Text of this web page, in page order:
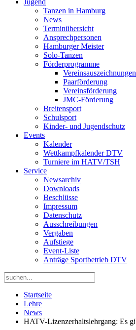
Jugend
Tanzen in Hamburg
News
Terminübersicht
Ansprechpersonen
Hamburger Meister
Solo-Tanzen
Förderprogramme
Vereinsauszeichnungen
Paarförderung
Vereinsförderung
JMC-Förderung
Breitensport
Schulsport
Kinder- und Jugendschutz
Events
Kalender
Wettkampfkalender DTV
Turniere im HATV/TSH
Service
Newsarchiv
Downloads
Beschlüsse
Impressum
Datenschutz
Ausschreibungen
Vergaben
Aufstiege
Event-Liste
Anträge Sportbetrieb DTV
Startseite
Lehre
News
HATV-Lizenzerhaltslehrgang: Es